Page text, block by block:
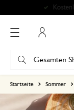
Startseite Sommer